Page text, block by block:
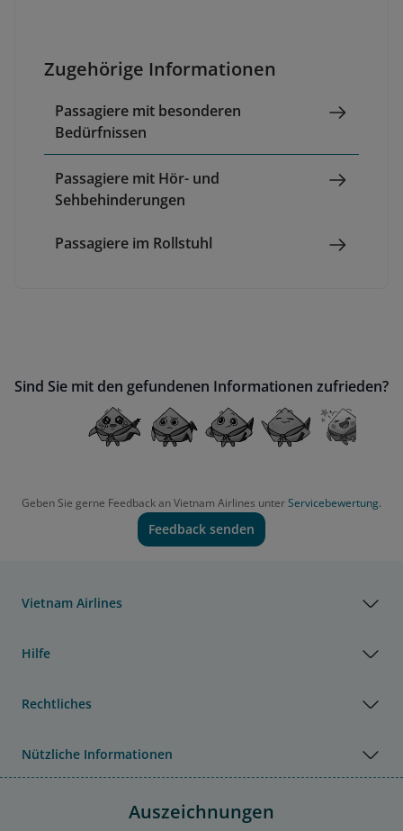
Zugehörige Informationen
Passagiere mit besonderen
Bedürfnissen
Passagiere mit Hör- und
Sehbehinderungen
Passagiere im Rollstuhl
Sind Sie mit den gefundenen Informationen zufrieden?
Geben Sie gerne Feedback an Vietnam Airlines unterServicebewertung.
Feedback senden
Vietnam Airlines
Hilfe
Rechtliches
Nützliche Informationen
Auszeichnungen